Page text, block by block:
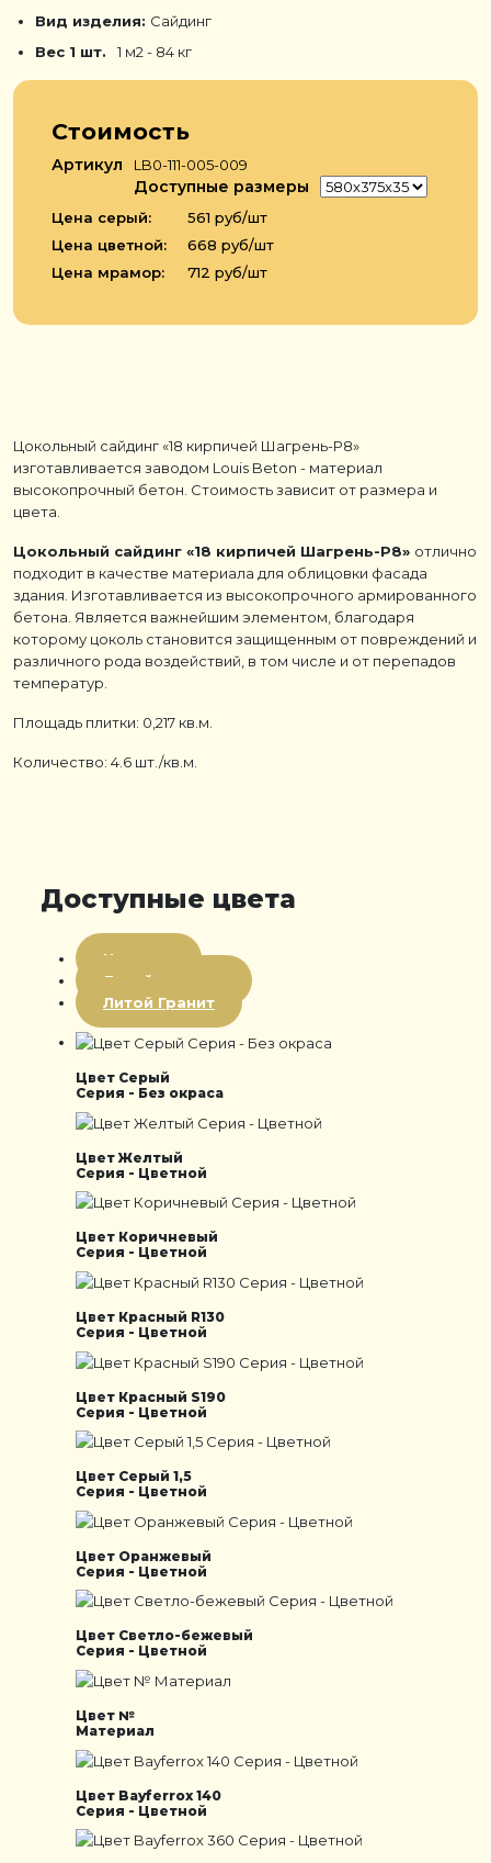
Вид изделия: Сайдинг
Вес 1 шт.
1 м2 - 84 кг
Стоимость
Артикул LB0-111-005-009
Доступные размеры
Цена серый:
561 руб/шт
Цена цветной:
668 руб/шт
Цена мрамор:
712 руб/шт
Цокольный сайдинг «18 кирпичей Шагрень-Р8»
изготавливается заводом Louis Beton - материал
высокопрочный бетон. Стоимость зависит от размера и
цвета.
Цокольный сайдинг «18 кирпичей Шагрень-Р8» отлично
подходит в качестве материала для облицовки фасада
здания. Изготавливается из высокопрочного армированного
бетона. Является важнейшим элементом, благодаря
которому цоколь становится защищенным от повреждений и
различного рода воздействий, в том числе и от перепадов
температур.
Площадь плитки: 0,217 кв.м.
Количество: 4.6 шт./кв.м.
Доступные цвета
Цветная
Литой мрамор
Литой Гранит
Цвет Серый
Серия - Без окраса
Цвет Желтый
Серия - Цветной
Цвет Коричневый
Серия - Цветной
Цвет Красный R130
Серия - Цветной
Цвет Красный S190
Серия - Цветной
Цвет Серый 1,5
Серия - Цветной
Цвет Оранжевый
Серия - Цветной
Цвет Светло-бежевый
Серия - Цветной
Цвет №
Материал
Цвет Bayferrox 140
Серия - Цветной